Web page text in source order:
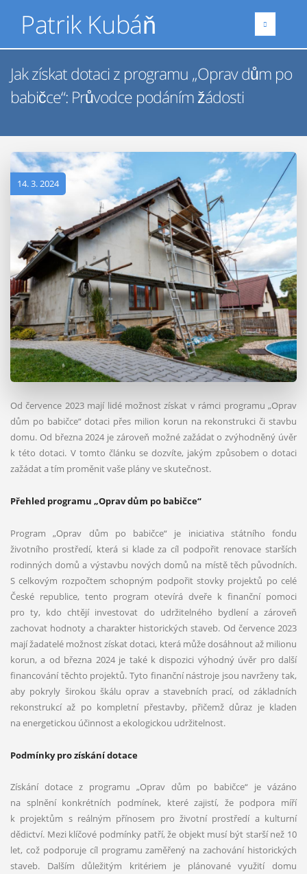
Patrik Kubáň
Jak získat dotaci z programu „Oprav dům po
babičce“: Průvodce podáním žádosti
14. 3. 2024
Od července 2023 mají lidé možnost získat v rámci programu „Oprav
dům po babičce“ dotaci přes milion korun na rekonstrukci či stavbu
domu. Od března 2024 je zároveň možné zažádat o zvýhodněný úvěr
k této dotaci. V tomto článku se dozvíte, jakým způsobem o dotaci
zažádat a tím proměnit vaše plány ve skutečnost.
Přehled programu „Oprav dům po babičce“
Program „Oprav dům po babičce“ je iniciativa státního fondu
životního prostředí, která si klade za cíl podpořit renovace starších
rodinných domů a výstavbu nových domů na místě těch původních.
S celkovým rozpočtem schopným podpořit stovky projektů po celé
České republice, tento program otevírá dveře k finanční pomoci
pro ty, kdo chtějí investovat do udržitelného bydlení a zároveň
zachovat hodnoty a charakter historických staveb. Od července 2023
mají žadatelé možnost získat dotaci, která může dosáhnout až milionu
korun, a od března 2024 je také k dispozici výhodný úvěr pro další
financování těchto projektů. Tyto finanční nástroje jsou navrženy tak,
aby pokryly širokou škálu oprav a stavebních prací, od základních
rekonstrukcí až po kompletní přestavby, přičemž důraz je kladen
na energetickou účinnost a ekologickou udržitelnost.
Podmínky pro získání dotace
Získání dotace z programu „Oprav dům po babičce“ je vázáno
na splnění konkrétních podmínek, které zajistí, že podpora míří
k projektům s reálným přínosem pro životní prostředí a kulturní
dědictví. Mezi klíčové podmínky patří, že objekt musí být starší než 10
let, což podporuje cíl programu zaměřený na zachování historických
staveb. Dalším důležitým kritériem je plánované využití domu